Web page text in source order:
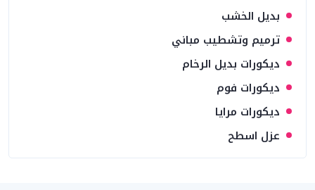
بديل الخشب
ترميم وتشطيب مباني
ديكورات بديل الرخام
ديكورات فوم
ديكورات مرايا
عزل اسطح